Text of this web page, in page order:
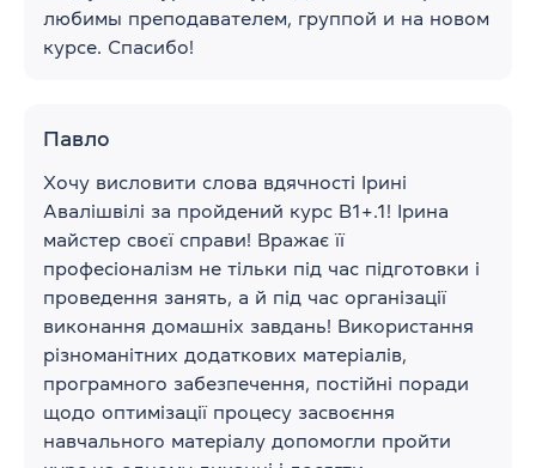
любимы преподавателем, группой и на новом
курсе. Спасибо!
Павло
Хочу висловити слова вдячності Ірині
Авалішвілі за пройдений курс B1+.1! Ірина
майстер своєї справи! Вражає її
професіоналізм не тільки під час підготовки і
проведення занять, а й під час організації
виконання домашніх завдань! Використання
різноманітних додаткових матеріалів,
програмного забезпечення, постійні поради
щодо оптимізації процесу засвоєння
навчального матеріалу допомогли пройти